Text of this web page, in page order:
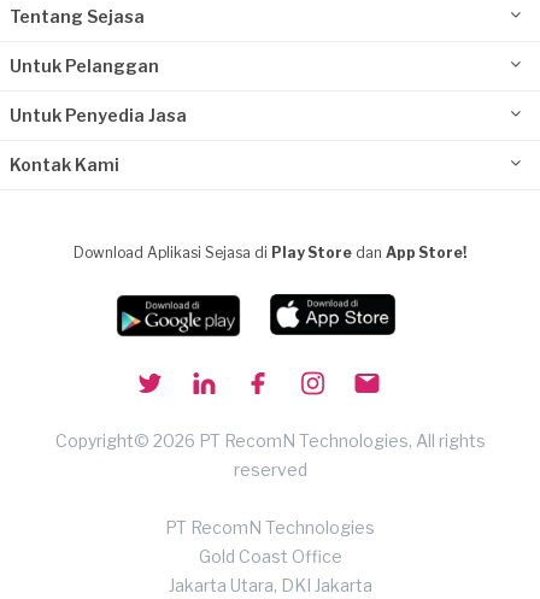
Tentang Sejasa
Untuk Pelanggan
Untuk Penyedia Jasa
Kontak Kami
Download Aplikasi Sejasa di Play Store dan App Store!
Copyright© 2026 PT RecomN Technologies, All rights
reserved
PT RecomN Technologies
Gold Coast Office
Jakarta Utara, DKI Jakarta